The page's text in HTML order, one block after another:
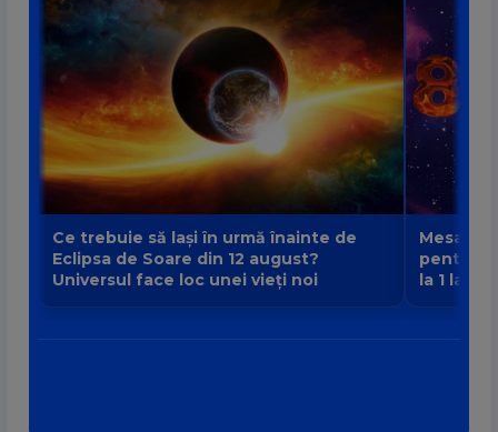
Ce trebuie să lași în urmă înainte de
Eclipsa de Soare din 12 august?
Universul face loc unei vieți noi
Mesajul
pentru
la 1 la 9